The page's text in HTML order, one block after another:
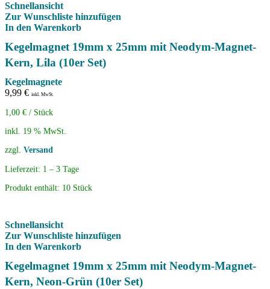
Schnellansicht
Zur Wunschliste hinzufügen
In den Warenkorb
Kegelmagnet 19mm x 25mm mit Neodym-Magnet-
Kern, Lila (10er Set)
Kegelmagnete
9,99 € inkl. MwSt.
1,00 € / Stück
inkl. 19 % MwSt.
zzgl. Versand
Lieferzeit: 1 – 3 Tage
Produkt enthält: 10 Stück
Schnellansicht
Zur Wunschliste hinzufügen
In den Warenkorb
Kegelmagnet 19mm x 25mm mit Neodym-Magnet-
Kern, Neon-Grün (10er Set)